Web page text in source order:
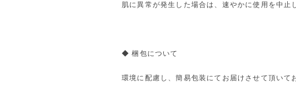
肌に異常が発生した場合は、速やかに使用を中止
◆ 梱包について
環境に配慮し、簡易包装にてお届けさせて頂いて